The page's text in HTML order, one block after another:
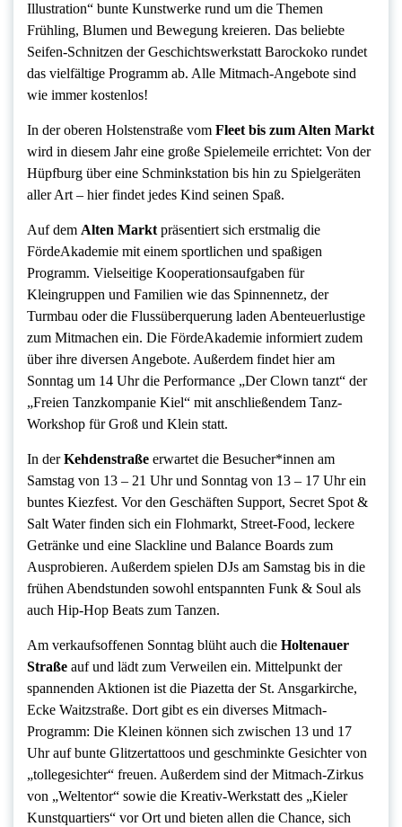
Illustration“ bunte Kunstwerke rund um die Themen
Frühling, Blumen und Bewegung kreieren. Das beliebte
Seifen-Schnitzen der Geschichtswerkstatt Barockoko rundet
das vielfältige Programm ab. Alle Mitmach-Angebote sind
wie immer kostenlos!
In der oberen Holstenstraße vom Fleet bis zum Alten Markt
wird in diesem Jahr eine große Spielemeile errichtet: Von der
Hüpfburg über eine Schminkstation bis hin zu Spielgeräten
aller Art – hier findet jedes Kind seinen Spaß.
Auf dem Alten Markt präsentiert sich erstmalig die
FördeAkademie mit einem sportlichen und spaßigen
Programm. Vielseitige Kooperationsaufgaben für
Kleingruppen und Familien wie das Spinnennetz, der
Turmbau oder die Flussüberquerung laden Abenteuerlustige
zum Mitmachen ein. Die FördeAkademie informiert zudem
über ihre diversen Angebote. Außerdem findet hier am
Sonntag um 14 Uhr die Performance „Der Clown tanzt“ der
„Freien Tanzkompanie Kiel“ mit anschließendem Tanz-
Workshop für Groß und Klein statt.
In derKehdenstraße erwartet die Besucher*innen am
Samstag von 13 – 21 Uhr und Sonntag von 13 – 17 Uhr ein
buntes Kiezfest. Vor den Geschäften Support, Secret Spot &
Salt Water finden sich ein Flohmarkt, Street-Food, leckere
Getränke und eine Slackline und Balance Boards zum
Ausprobieren. Außerdem spielen DJs am Samstag bis in die
frühen Abendstunden sowohl entspannten Funk & Soul als
auch Hip-Hop Beats zum Tanzen.
Am verkaufsoffenen Sonntag blüht auch die Holtenauer
Straße auf und lädt zum Verweilen ein. Mittelpunkt der
spannenden Aktionen ist die Piazetta der St. Ansgarkirche,
Ecke Waitzstraße. Dort gibt es ein diverses Mitmach-
Programm: Die Kleinen können sich zwischen 13 und 17
Uhr auf bunte Glitzertattoos und geschminkte Gesichter von
„tollegesichter“ freuen. Außerdem sind der Mitmach-Zirkus
von „Weltentor“ sowie die Kreativ-Werkstatt des „Kieler
Kunstquartiers“ vor Ort und bieten allen die Chance, sich